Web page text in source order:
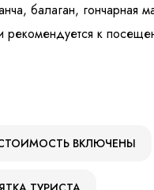
балаган, гончарная
к
ВКЛЮЧЕНЫ